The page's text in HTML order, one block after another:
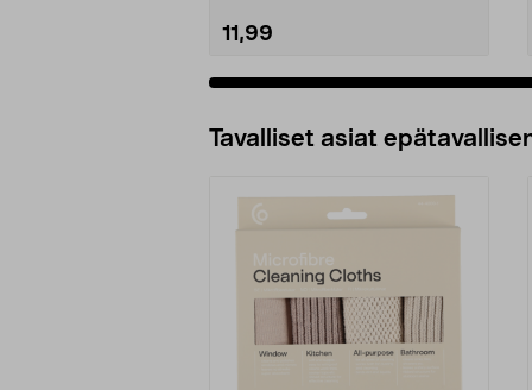
11,99
Tavalliset asiat